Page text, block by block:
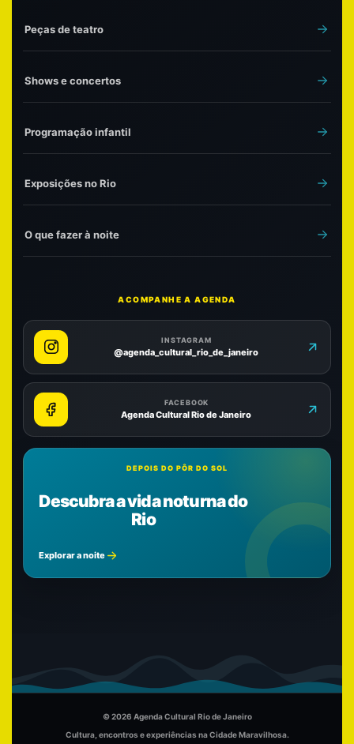
Peças de teatro
Shows e concertos
Programação infantil
Exposições no Rio
O que fazer à noite
ACOMPANHE A AGENDA
INSTAGRAM
@agenda_cultural_rio_de_janeiro
FACEBOOK
Agenda Cultural Rio de Janeiro
DEPOIS DO PÔR DO SOL
Descubra a vida noturna do
Rio
Explorar a noite
© 2026 Agenda Cultural Rio de Janeiro
Cultura, encontros e experiências na Cidade Maravilhosa.